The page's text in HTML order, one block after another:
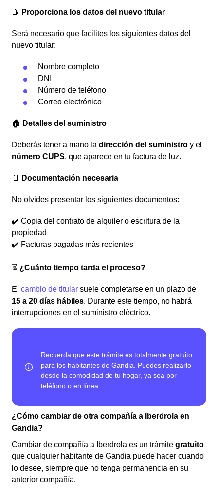
📝 Proporciona los datos del nuevo titular
Será necesario que facilites los siguientes datos del
nuevo titular:
Nombre completo
DNI
Número de teléfono
Correo electrónico
🏠 Detalles del suministro
Deberás tener a mano la dirección del suministro y el
número CUPS, que aparece en tu factura de luz.
📄 Documentación necesaria
No olvides presentar los siguientes documentos:
✔️ Copia del contrato de alquiler o escritura de la
propiedad
✔️ Facturas pagadas más recientes
⏳ ¿Cuánto tiempo tarda el proceso?
El cambio de titular suele completarse en un plazo de
15 a 20 días hábiles. Durante este tiempo, no habrá
interrupciones en el suministro eléctrico.
¿Cómo cambiar de otra compañía a Iberdrola en
Gandia?
Cambiar de compañía a Iberdrola es un trámite gratuito
que cualquier habitante de Gandia puede hacer cuando
lo desee, siempre que no tenga permanencia en su
anterior compañía.